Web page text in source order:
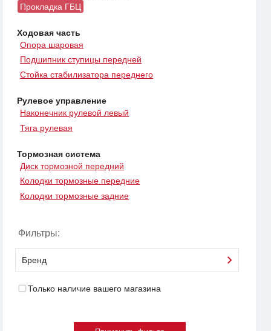
Прокладка ГБЦ
Ходовая часть
Опора шаровая
Подшипник ступицы передней
Стойка стабилизатора переднего
Рулевое управление
Наконечник рулевой левый
Тяга рулевая
Тормозная система
Диск тормозной передний
Колодки тормозные передние
Колодки тормозные задние
Фильтры:
Бренд
Только наличие вашего магазина